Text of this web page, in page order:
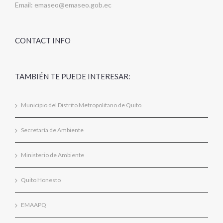
Email: emaseo@emaseo.gob.ec
CONTACT INFO
TAMBIÉN TE PUEDE INTERESAR:
Municipio del Distrito Metropolitano de Quito
Secretaría de Ambiente
Ministerio de Ambiente
Quito Honesto
EMAAPQ